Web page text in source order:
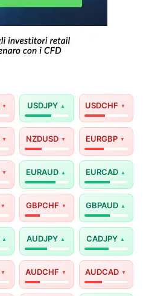
USDJPY USDCHF
NZDUSD EURGBP
EURAUD EURCAD
GBPCHF GBPAUD
AUDJPY CADJPY
AUDCHF AUDCAD